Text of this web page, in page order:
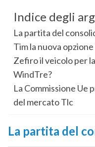
Indice degli
La partita del
Tim la nuova
Zefiro il veicolo per
WindTre?
La Commissione Ue
del mercato Tlc
La partita del